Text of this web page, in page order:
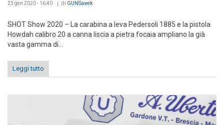
23 gen 2020 - 16:40 di GUNSweek
SHOT Show 2020 – La carabina a leva Pedersoli 1885 e la pistola
Howdah calibro 20 a canna liscia a pietra focaia ampliano la già
vasta gamma di...
Leggi tutto